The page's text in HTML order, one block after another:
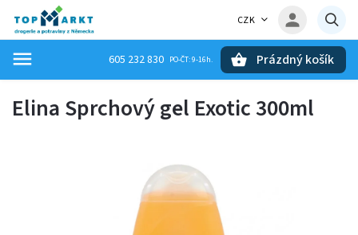
CZK
605 232 830 Prázdný košík
Elina Sprchový gel Exotic 300ml